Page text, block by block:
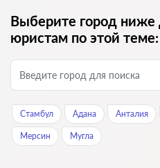
Выберите город ниже
юристам по этой теме:
Стамбул Адана Анталия
Мерсин Мугла